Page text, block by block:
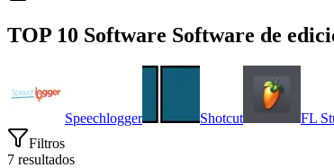
TOP 10 Software Software de
Speechlogger Shotcut FL
Filtros
7 resultados